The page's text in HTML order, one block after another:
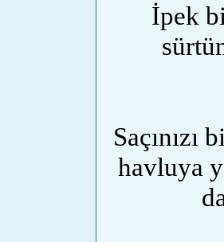
İpek
havluya